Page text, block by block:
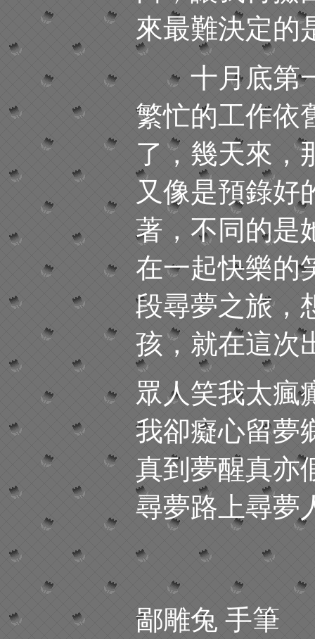
來最難決定的
十月底第一
繁忙的工作依
了，幾天來，
又像是預錄好
著，不同的是
在一起快樂的
段尋夢之旅，
孩，就在這次
眾人笑我太
我卻癡心留
真到夢醒真
尋夢路上尋
鄙雕兔 手筆